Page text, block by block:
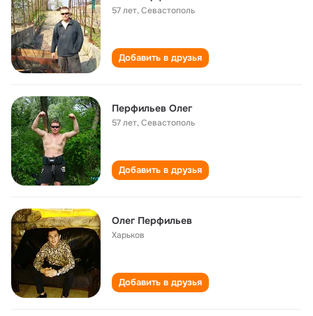
57 лет,Севастополь
Добавить в друзья
Перфильев Олег
57 лет,Севастополь
Добавить в друзья
Олег Перфильев
Харьков
Добавить в друзья